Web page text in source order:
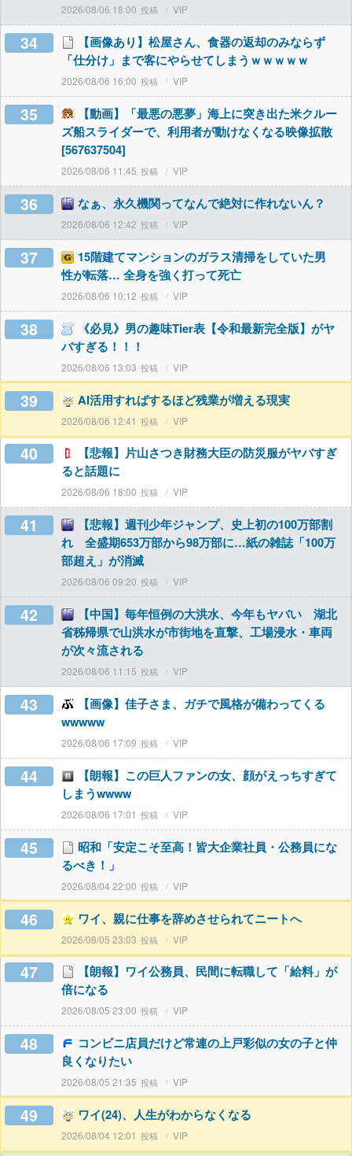
2026/08/06 18:00 VIP
34
【画像あり】松屋さん、食器の返却のみならず
「仕分け」まで客にやらせてしまうｗｗｗｗｗ
2026/08/06 16:00 VIP
35
【動画】「最悪の悪夢」海上に突き出た米クルー
ズ船スライダーで、利用者が動けなくなる映像拡散
[567637504]
2026/08/06 11:45 VIP
36 なぁ、永久機関ってなんで絶対に作れないん？
2026/08/06 12:42 VIP
37
15階建てマンションのガラス清掃をしていた男
性が転落… 全身を強く打って死亡
2026/08/06 10:12 VIP
38
《必見》男の趣味Tier表【令和最新完全版】がヤ
バすぎる！！！
2026/08/06 13:03 VIP
39 AI活用すればするほど残業が増える現実
2026/08/06 12:41 VIP
40
【悲報】片山さつき財務大臣の防災服がヤバすぎ
ると話題に
2026/08/06 18:00 VIP
41
【悲報】週刊少年ジャンプ、史上初の100万部割
れ 全盛期653万部から98万部に…紙の雑誌「100万
部超え」が消滅
2026/08/06 09:20 VIP
42
【中国】毎年恒例の大洪水、今年もヤバい 湖北
省秭帰県で山洪水が市街地を直撃、工場浸水・車両
が次々流される
2026/08/06 11:15 VIP
43
【画像】佳子さま、ガチで風格が備わってくる
wwwww
2026/08/06 17:09 VIP
44
【朗報】この巨人ファンの女、顔がえっちすぎて
しまうwwww
2026/08/06 17:01 VIP
45
昭和「安定こそ至高！皆大企業社員・公務員にな
るべき！」
2026/08/04 22:00 VIP
46 ワイ、親に仕事を辞めさせられてニートへ
2026/08/05 23:03 VIP
47
【朗報】ワイ公務員、民間に転職して「給料」が
倍になる
2026/08/05 23:00 VIP
48
コンビニ店員だけど常連の上戸彩似の女の子と仲
良くなりたい
2026/08/05 21:35 VIP
49 ワイ(24)、人生がわからなくなる
2026/08/04 12:01 VIP